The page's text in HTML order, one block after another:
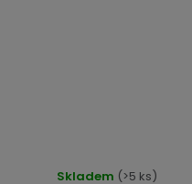
Skladem (>5 ks)